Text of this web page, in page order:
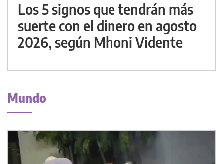
Los 5 signos que tendrán más
suerte con el dinero en agosto
2026, según Mhoni Vidente
Mundo